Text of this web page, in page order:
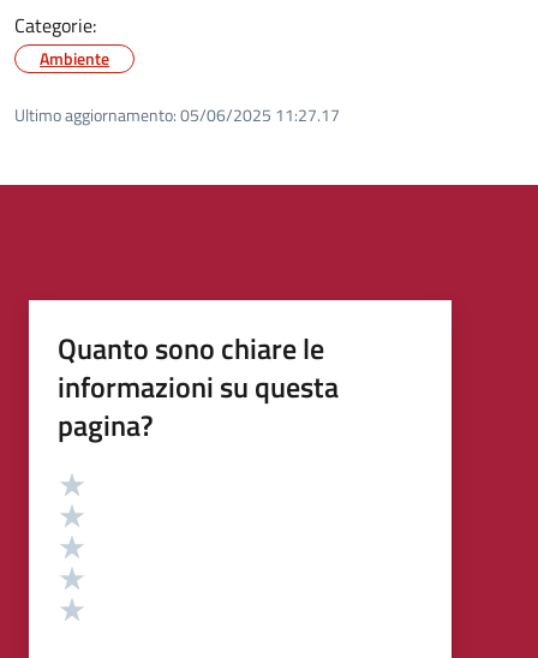
Categorie:
Ambiente
Ultimo aggiornamento:05/06/2025 11:27.17
Quanto sono chiare le
informazioni su questa
pagina?
Valutazione